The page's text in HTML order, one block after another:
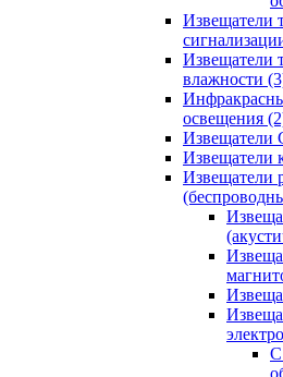
Извещатели
Извещатели
влажности
освещения
Извещатели
Извещатели
Извещатели
С